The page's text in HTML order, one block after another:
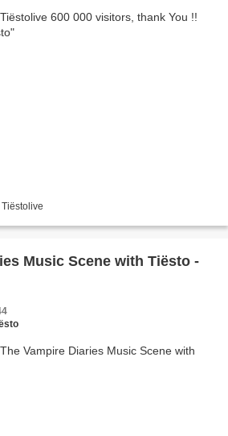
Music Scene with Tiësto -